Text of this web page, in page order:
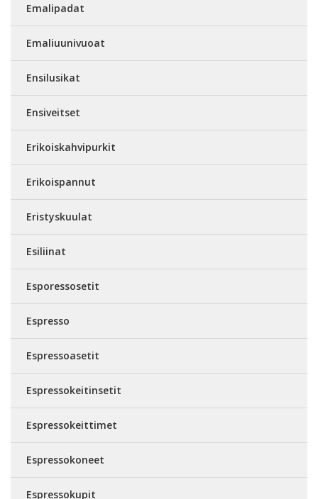
Emalipadat
Emaliuunivuoat
Ensilusikat
Ensiveitset
Erikoiskahvipurkit
Erikoispannut
Eristyskuulat
Esiliinat
Esporessosetit
Espresso
Espressoasetit
Espressokeitinsetit
Espressokeittimet
Espressokoneet
Espressokupit